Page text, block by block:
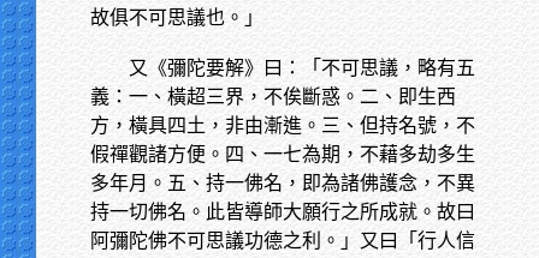
故俱不可思議也。」
又《彌陀要解》曰：「不可思議，略有五
義：一、橫超三界，不俟斷惑。二、即生西
方，橫具四土，非由漸進。三、但持名號，不
假禪觀諸方便。四、一七為期，不藉多劫多生
多年月。五、持一佛名，即為諸佛護念，不異
持一切佛名。此皆導師大願行之所成就。故曰
阿彌陀佛不可思議功德之利。」又曰「行人信